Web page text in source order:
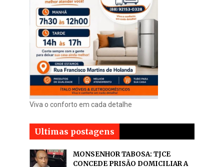
Viva o conforto em cada detalhe
Ultimas postagens
MONSENHOR TABOSA: TJCE
CONCEDE PRISÃO DOMICILIAR A